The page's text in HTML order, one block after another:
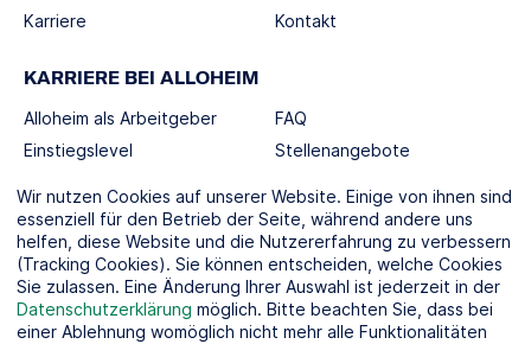
Karriere
Kontakt
KARRIERE BEI ALLOHEIM
Alloheim als Arbeitgeber
Einstiegslevel
FAQ
Stellenangebote
SOCIAL MEDIA
Wir nutzen Cookies auf unserer Website. Einige von ihnen sind
essenziell für den Betrieb der Seite, während andere uns
helfen, diese Website und die Nutzererfahrung zu verbessern
(Tracking Cookies). Sie können entscheiden, welche Cookies
Sie zulassen. Eine Änderung Ihrer Auswahl ist jederzeit in der
Datenschutzerklärung möglich. Bitte beachten Sie, dass bei
einer Ablehnung womöglich nicht mehr alle Funktionalitäten